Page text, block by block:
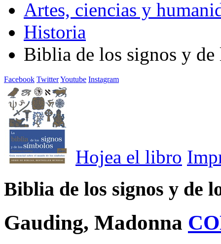
Artes, ciencias y
Historia
Biblia de los signos y
Facebook TwitterYoutube Instagram
Hojea el libro
Biblia de los signos y de
Gauding, Madonna